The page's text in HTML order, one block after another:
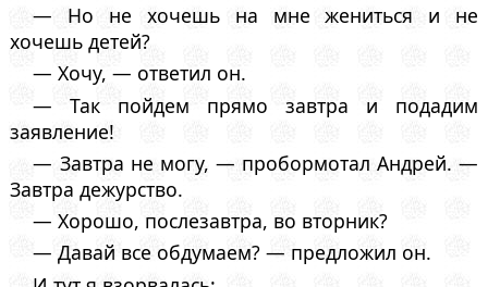
— Но не хочешь на мне жениться и не
хочешь детей?
— Хочу, — ответил он.
— Так пойдем прямо завтра и подадим
заявление!
— Завтра не могу, — пробормотал Андрей. —
Завтра дежурство.
— Хорошо, послезавтра, во вторник?
— Давай все обдумаем? — предложил он.